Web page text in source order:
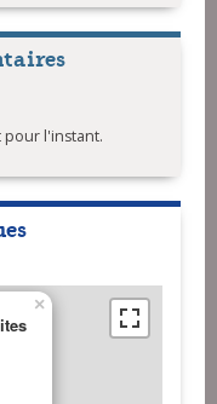
l'instant.
×